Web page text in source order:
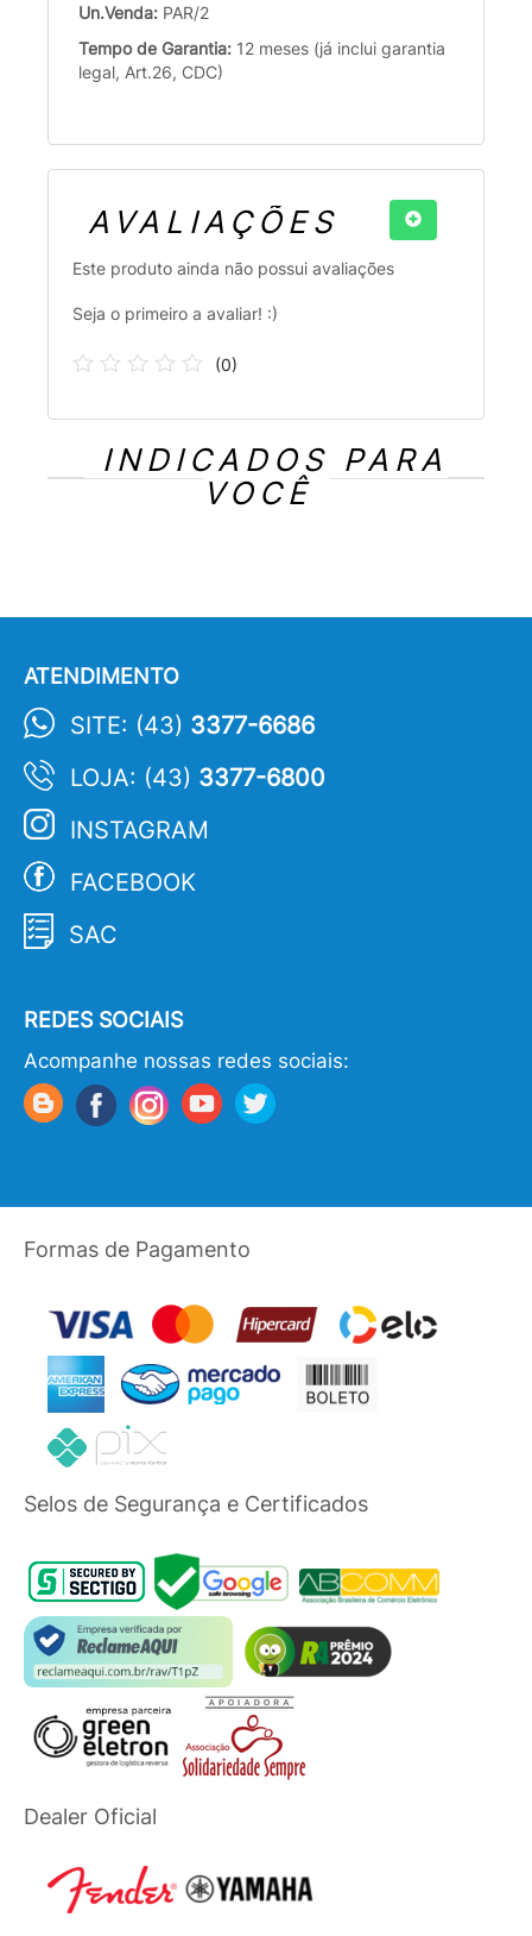
Un.Venda: PAR/2
Tempo de Garantia: 12 meses (já inclui garantia
legal, Art.26, CDC)
AVALIAÇÕES
Este produto ainda não possui avaliações
Seja o primeiro a avaliar! :)
(0)
INDICADOS PARA
VOCÊ
ATENDIMENTO
SITE: (43) 3377-6686
LOJA: (43) 3377-6800
INSTAGRAM
FACEBOOK
SAC
REDES SOCIAIS
Acompanhe nossas redes sociais:
Formas de Pagamento
Selos de Segurança e Certificados
Dealer Oficial